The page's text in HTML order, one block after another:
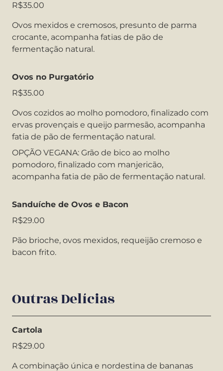
R$35.00
Ovos mexidos e cremosos, presunto de parma
crocante, acompanha fatias de pão de
fermentação natural.
Ovos no Purgatório
R$35.00
Ovos cozidos ao molho pomodoro, finalizado com
ervas provençais e queijo parmesão, acompanha
fatia de pão de fermentação natural.
OPÇÃO VEGANA: Grão de bico ao molho
pomodoro, finalizado com manjericão,
acompanha fatia de pão de fermentação natural.
Sanduíche de Ovos e Bacon
R$29.00
Pão brioche, ovos mexidos, requeijão cremoso e
bacon frito.
Outras Delícias
Cartola
R$29.00
A combinação única e nordestina de bananas